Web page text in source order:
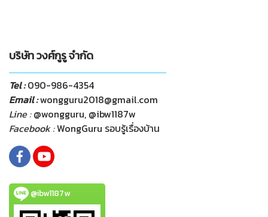
บริษัท วงศ์กูรู จำกัด
Tel :090-986-4354
Email :wongguru2018@gmail.com
Line :@wongguru, @ibw1187w
Facebook :WongGuru รอบรู้เรื่องบ้าน
@ibw1187w